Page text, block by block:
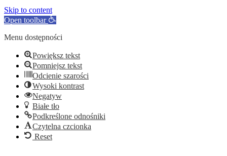
Skip to content
Open toolbar
Menu dostępności
Powiększ tekst
Pomniejsz tekst
Odcienie szarości
Wysoki kontrast
Negatyw
Białe tło
Podkreślone odnośniki
Czytelna czcionka
Reset